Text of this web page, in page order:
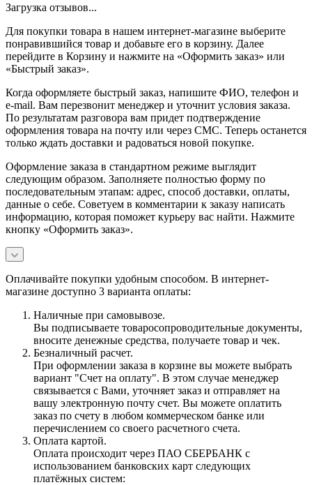
Загрузка отзывов...
Для покупки товара в нашем интернет-магазине выберите
понравившийся товар и добавьте его в корзину. Далее
перейдите в Корзину и нажмите на «Оформить заказ» или
«Быстрый заказ».
Когда оформляете быстрый заказ, напишите ФИО, телефон и
e-mail. Вам перезвонит менеджер и уточнит условия заказа.
По результатам разговора вам придет подтверждение
оформления товара на почту или через СМС. Теперь останется
только ждать доставки и радоваться новой покупке.
Оформление заказа в стандартном режиме выглядит
следующим образом. Заполняете полностью форму по
последовательным этапам: адрес, способ доставки, оплаты,
данные о себе. Советуем в комментарии к заказу написать
информацию, которая поможет курьеру вас найти. Нажмите
кнопку «Оформить заказ».
Оплачивайте покупки удобным способом. В интернет-
магазине доступно 3 варианта оплаты:
Наличные при самовывозе.
Вы подписываете товаросопроводительные документы,
вносите денежные средства, получаете товар и чек.
Безналичный расчет.
При оформлении заказа в корзине вы можете выбрать
вариант "Счет на оплату". В этом случае менеджер
связывается с Вами, уточняет заказ и отправляет на
вашу электронную почту счет. Вы можете оплатить
заказ по счету в любом коммерческом банке или
перечислением со своего расчетного счета.
Оплата картой.
Оплата происходит через ПАО СБЕРБАНК с
использованием банковских карт следующих
платёжных систем: